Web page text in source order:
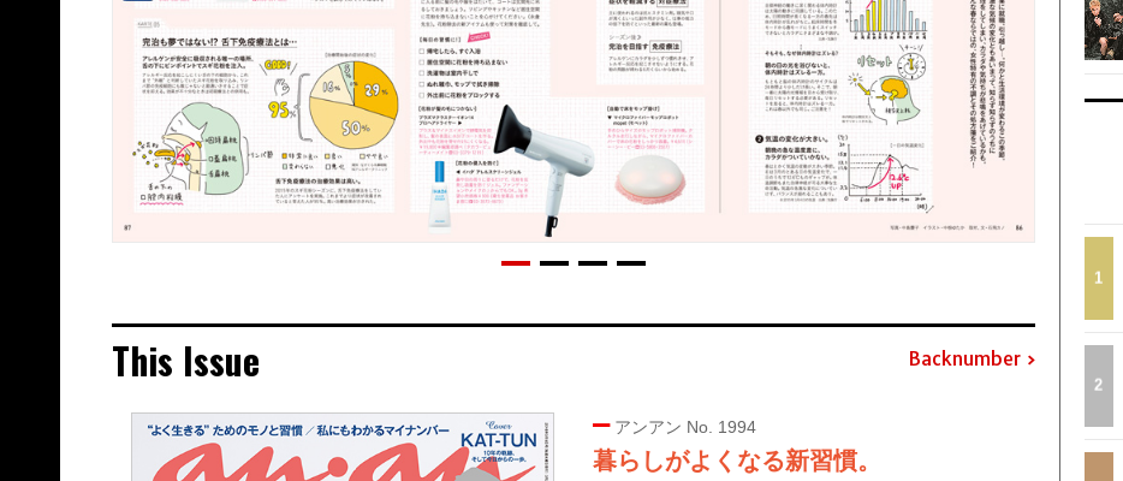
This Issue Backnumber
アンアン No. 1994
暮らしがよくなる新習慣。
1
2